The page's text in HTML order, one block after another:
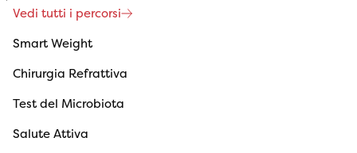
Vedi tutti i percorsi
Smart Weight
Chirurgia Refrattiva
Test del Microbiota
Salute Attiva